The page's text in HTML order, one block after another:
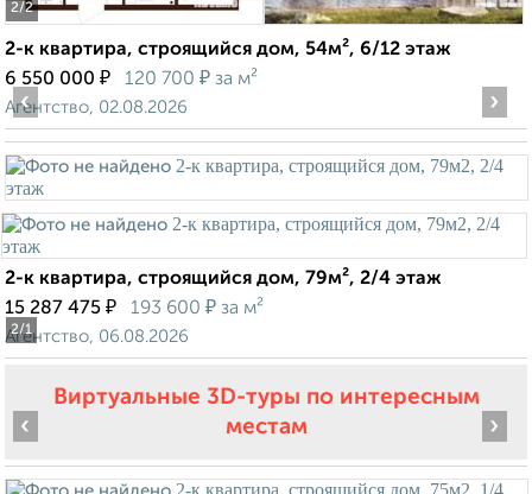
2/2
2-к квартира, строящийся дом, 54м², 6/12 этаж
6 550 000 ₽ 120 700 ₽ за м²
Агентство, 02.08.2026
2/1
‹ ›
2-к квартира, строящийся дом, 79м², 2/4 этаж
15 287 475 ₽ 193 600 ₽ за м²
Агентство, 06.08.2026
Виртуальные 3D-туры по интересным
местам
‹ ›